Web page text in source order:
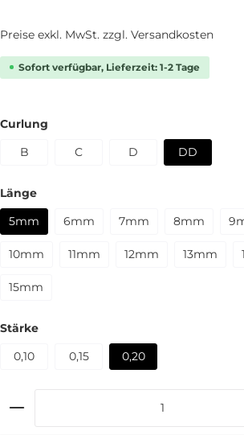
Preise exkl. MwSt. zzgl. Versandkosten
Sofort verfügbar, Lieferzeit: 1-2 Tage
Curlung
B
C D DD
Länge
5mm
6mm 7mm 8mm
10mm 11mm 12mm 13mm
15mm
Stärke
0,10
0,15 0,20